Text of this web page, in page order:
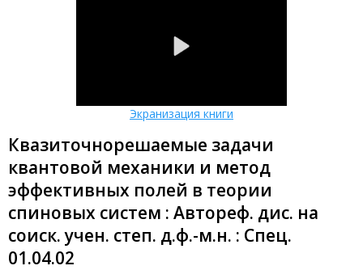
Экранизация книги
Квазиточнорешаемые задачи
квантовой механики и метод
эффективных полей в теории
спиновых систем : Автореф. дис. на
соиск. учен. степ. д.ф.-м.н. : Спец.
01.04.02